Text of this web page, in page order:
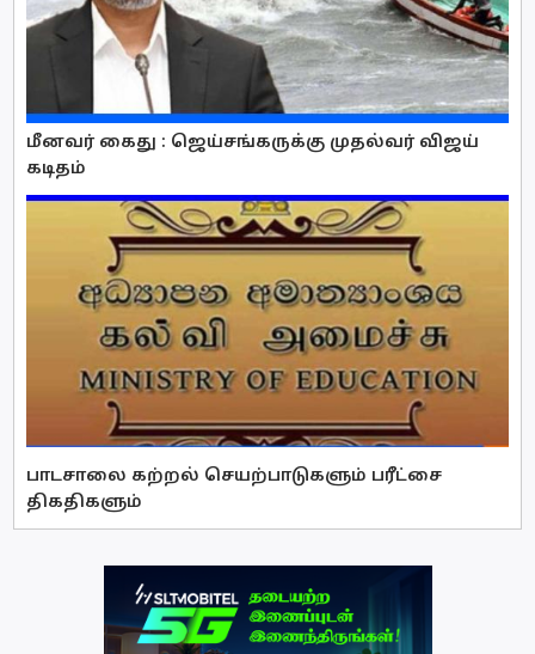
மீனவர் கைது : ஜெய்சங்கருக்கு முதல்வர் விஜய்
கடிதம்
பாடசாலை கற்றல் செயற்பாடுகளும் பரீட்சை
திகதிகளும்